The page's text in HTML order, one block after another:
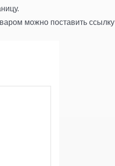
можно поставить ссылку